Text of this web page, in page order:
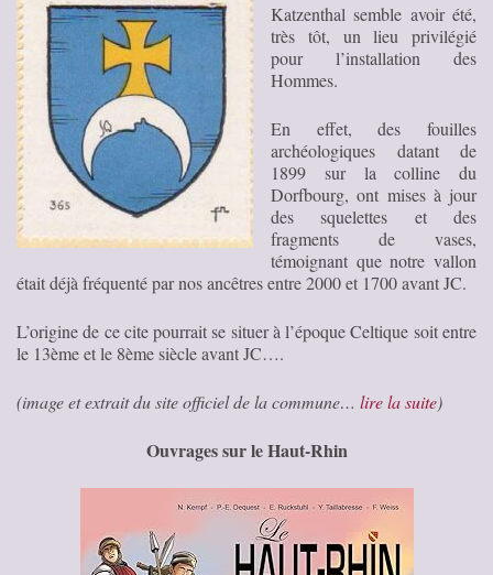
Katzenthal semble avoir été,
très tôt, un lieu privilégié
pour l’installation des
Hommes.
En effet, des fouilles
archéologiques datant de
1899 sur la colline du
Dorfbourg, ont mises à jour
des squelettes et des
fragments de vases,
témoignant que notre vallon
était déjà fréquenté par nos ancêtres entre 2000 et 1700 avant JC.
L’origine de ce cite pourrait se situer à l’époque Celtique soit entre
le 13ème et le 8ème siècle avant JC….
(image et extrait du site officiel de la commune… lire la suite)
Ouvrages sur le Haut-Rhin